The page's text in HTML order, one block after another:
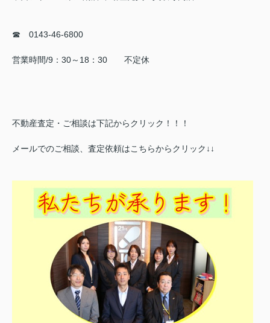
☎ 0143-46-6800
営業時間/9：30～18：30 不定休
不動産査定・ご相談は下記からクリック！！！
メールでのご相談、査定依頼はこちらからクリック↓↓